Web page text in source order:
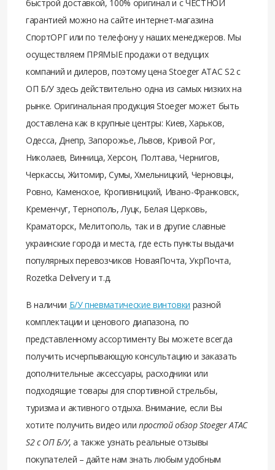
быстрой доставкой, 100% оригинал и с ЧЕСТНОЙ
гарантией можно на сайте интернет-магазина
СпортОРГ или по телефону у наших менеджеров. Мы
осуществляем ПРЯМЫЕ продажи от ведущих
компаний и дилеров, поэтому цена Stoeger ATAC S2 c
ОП Б/У здесь действительно одна из самых низких на
рынке. Оригинальная продукция Stoeger может быть
доставлена как в крупные центры: Киев, Харьков,
Одесса, Днепр, Запорожье, Львов, Кривой Рог,
Николаев, Винница, Херсон, Полтава, Чернигов,
Черкассы, Житомир, Сумы, Хмельницкий, Черновцы,
Ровно, Каменское, Кропивницкий, Ивано-Франковск,
Кременчуг, Тернополь, Луцк, Белая Церковь,
Краматорск, Мелитополь, так и в другие славные
украинские города и места, где есть пункты выдачи
популярных перевозчиков НоваяПочта, УкрПочта,
Rozetka Delivery и т.д.
В наличии Б/У пневматические винтовки разной
комплектации и ценового диапазона, по
представленному ассортименту Вы можете всегда
получить исчерпывающую консультацию и заказать
дополнительные аксессуары, расходники или
подходящие товары для спортивной стрельбы,
туризма и активного отдыха. Внимание, если Вы
хотите получить видео или простой обзор Stoeger ATAC
S2 c ОП Б/У, а также узнать реальные отзывы
покупателей – дайте нам знать любым удобным